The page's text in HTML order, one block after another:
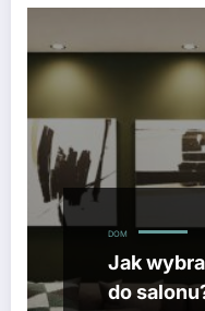
DOM
Jak
do